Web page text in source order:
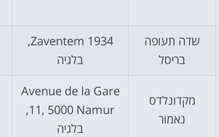
שדה תעופה
בריסל
1934 Zaventem,
בלגיה
מקדונלדס
נאמור
Avenue de la Gare
11, 5000 Namur,
בלגיה